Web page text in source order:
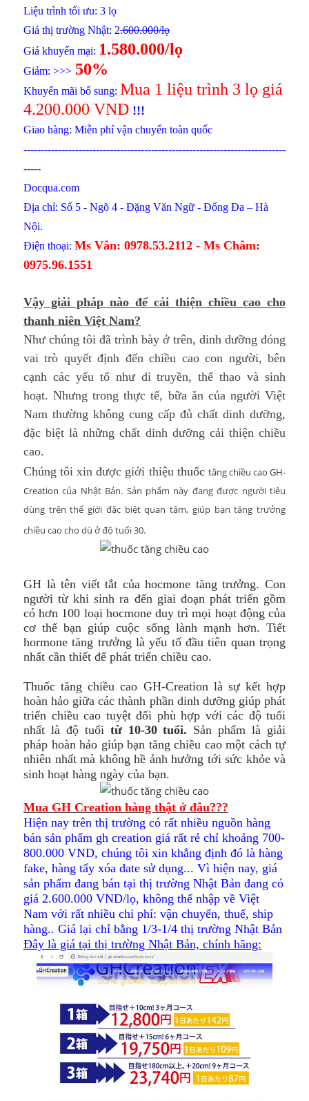
Liệu trình tối ưu: 3 lọ
Giá thị trường Nhật: 2.600.000/lọ
Giá khuyến mại: 1.580.000/lọ
Giảm: >>> 50%
Khuyến mãi bổ sung: Mua 1 liệu trình 3 lọ giá
4.200.000 VND !!!
Giao hàng: Miễn phí vận chuyển toàn quốc
----------------------------------------------------------------------------
-----
Docqua.com
Địa chỉ: Số 5 - Ngõ 4 - Đặng Văn Ngữ - Đống Đa – Hà
Nội.
Điện thoại: Ms Vân: 0978.53.2112 - Ms Châm:
0975.96.1551
Vậy giải pháp nào để cải thiện chiều cao cho
thanh niên Việt Nam?
Như chúng tôi đã trình bày ở trên, dinh dưỡng đóng
vai trò quyết định đến chiều cao con người, bên
cạnh các yếu tố như di truyền, thể thao và sinh
hoạt. Nhưng trong thực tế, bữa ăn của người Việt
Nam thường không cung cấp đủ chất dinh dưỡng,
đặc biệt là những chất dinh dưỡng cải thiện chiều
cao.
Chúng tôi xin được giới thiệu thuốc tăng chiều cao GH-
Creation của Nhật Bản. Sản phẩm này đang được người tiêu
dùng trên thế giới đặc biệt quan tâm, giúp bạn tăng trưởng
chiều cao cho dù ở độ tuổi 30.
GH là tên viết tắt của hocmone tăng trưởng. Con
người từ khi sinh ra đến giai đoạn phát triển gồm
có hơn 100 loại hocmone duy trì mọi hoạt động của
cơ thể bạn giúp cuộc sống lành mạnh hơn. Tiết
hormone tăng trưởng là yếu tố đầu tiên quan trọng
nhất cần thiết để phát triển chiều cao.
Thuốc tăng chiều cao GH-Creation là sự kết hợp
hoàn hảo giữa các thành phần dinh dưỡng giúp phát
triển chiều cao tuyệt đối phù hợp với các độ tuổi
nhất là độ tuổi từ 10-30 tuổi. Sản phẩm là giải
pháp hoàn hảo giúp bạn tăng chiều cao một cách tự
nhiên nhất mà không hề ảnh hưởng tới sức khỏe và
sinh hoạt hàng ngày của bạn.
Mua GH Creation hàng thật ở đâu???
Hiện nay trên thị trường có rất nhiều nguồn hàng
bán sản phẩm gh creation giá rất rẻ chỉ khoảng 700-
800.000 VND, chúng tôi xin khẳng định đó là hàng
fake, hàng tẩy xóa date sử dụng... Vì hiện nay, giá
sản phẩm đang bán tại thị trường Nhật Bản đang có
giá 2.600.000 VND/lọ, không thể nhập về Việt
Nam với rất nhiều chi phí: vận chuyển, thuế, ship
hàng.. Giá lại chỉ bằng 1/3-1/4 thị trường Nhật Bản
Đây là giá tại thị trường Nhật Bản, chính hãng: